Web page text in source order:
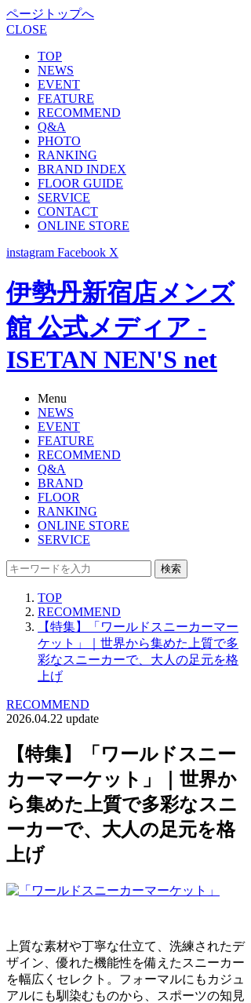
ページトップへ
CLOSE
TOP
NEWS
EVENT
FEATURE
RECOMMEND
Q&A
PHOTO
RANKING
BRAND INDEX
FLOOR GUIDE
SERVICE
CONTACT
ONLINE STORE
instagram Facebook X
伊勢丹新宿店メンズ
館 公式メディア -
ISETAN NEN'S net
Menu
NEWS
EVENT
FEATURE
RECOMMEND
Q&A
BRAND
FLOOR
RANKING
ONLINE STORE
SERVICE
検索
TOP
RECOMMEND
【特集】「ワールドスニーカーマー
ケット」｜世界から集めた上質で多
彩なスニーカーで、大人の足元を格
上げ
RECOMMEND
2026.04.22 update
【特集】「ワールドスニー
カーマーケット」｜世界か
ら集めた上質で多彩なスニ
ーカーで、大人の足元を格
上げ
上質な素材や丁寧な仕立て、洗練されたデ
ザイン、優れた機能性を備えたスニーカー
を幅広くセレクト。フォーマルにもカジュ
アルにも馴染むものから、スポーツの知見